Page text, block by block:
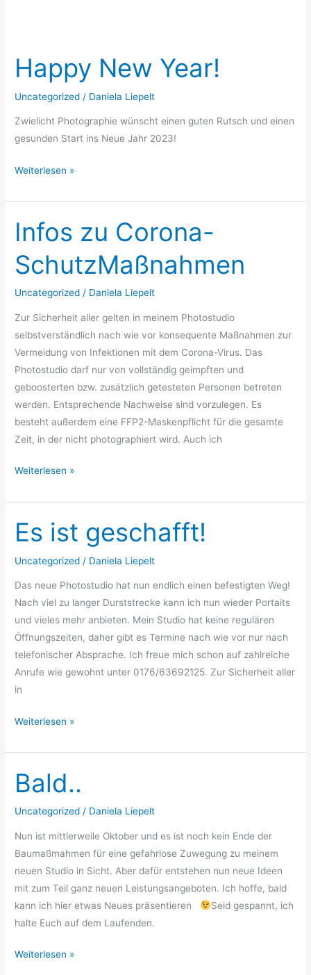
Happy New Year!
Uncategorized / Daniela Liepelt
Zwielicht Photographie wünscht einen guten Rutsch und einen
gesunden Start ins Neue Jahr 2023!
Happy
New
Year!
Weiterlesen »
Infos zu Corona-
SchutzMaßnahmen
Uncategorized / Daniela Liepelt
Zur Sicherheit aller gelten in meinem Photostudio
selbstverständlich nach wie vor konsequente Maßnahmen zur
Vermeidung von Infektionen mit dem Corona-Virus. Das
Photostudio darf nur von vollständig geimpften und
geboosterten bzw. zusätzlich getesteten Personen betreten
werden. Entsprechende Nachweise sind vorzulegen. Es
besteht außerdem eine FFP2-Maskenpflicht für die gesamte
Zeit, in der nicht photographiert wird. Auch ich
Infos
zu
Corona-
SchutzMaßnahmen
Weiterlesen »
Es ist geschafft!
Uncategorized / Daniela Liepelt
Das neue Photostudio hat nun endlich einen befestigten Weg!
Nach viel zu langer Durststrecke kann ich nun wieder Portaits
und vieles mehr anbieten. Mein Studio hat keine regulären
Öffnungszeiten, daher gibt es Termine nach wie vor nur nach
telefonischer Absprache. Ich freue mich schon auf zahlreiche
Anrufe wie gewohnt unter 0176/63692125. Zur Sicherheit aller
in
Es
ist
geschafft!
Weiterlesen »
Bald..
Uncategorized / Daniela Liepelt
Nun ist mittlerweile Oktober und es ist noch kein Ende der
Baumaßmahmen für eine gefahrlose Zuwegung zu meinem
neuen Studio in Sicht. Aber dafür entstehen nun neue Ideen
mit zum Teil ganz neuen Leistungsangeboten. Ich hoffe, bald
kann ich hier etwas Neues präsentieren
Seid gespannt, ich
halte Euch auf dem Laufenden.
Bald..
Weiterlesen »